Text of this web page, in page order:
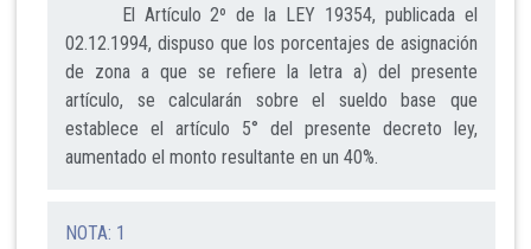
El Artículo 2º de la LEY 19354, publicada el
02.12.1994, dispuso que los porcentajes de asignación
de zona a que se refiere la letra a) del presente
artículo, se calcularán sobre el sueldo base que
establece el artículo 5° del presente decreto ley,
aumentado el monto resultante en un 40%.
NOTA: 1